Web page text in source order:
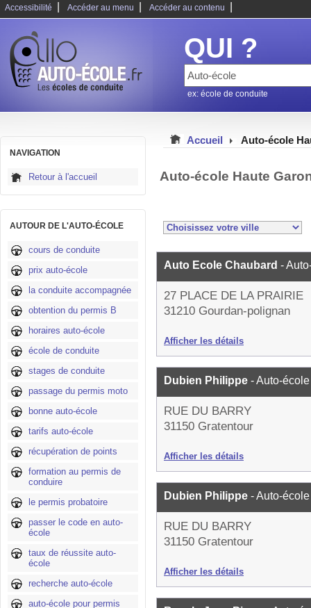
Accessibilité Accéder au menu Accéder au contenu
QUI ?
ex: école de conduite
NAVIGATION
Retour à l'accueil
AUTOUR DE L'AUTO-ÉCOLE
cours de conduite
prix auto-école
la conduite accompagnée
obtention du permis B
horaires auto-école
école de conduite
stages de conduite
passage du permis moto
bonne auto-école
tarifs auto-école
récupération de points
formation au permis de
conduire
le permis probatoire
passer le code en auto-
école
taux de réussite auto-
école
recherche auto-école
auto-école pour permis
Accueil Auto-école
Auto-école Haute
Auto Ecole Chaubard -
27 PLACE DE LA PRAIRIE
31210 Gourdan-polignan
Afficher les détails
Dubien Philippe - Auto-école
RUE DU BARRY
31150 Gratentour
Afficher les détails
Dubien Philippe - Auto-école
RUE DU BARRY
31150 Gratentour
Afficher les détails